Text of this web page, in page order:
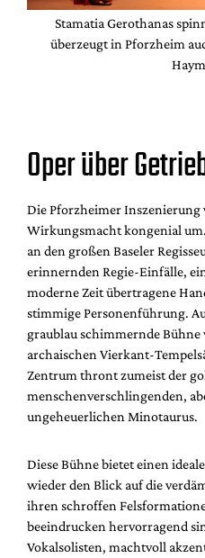
Stamatia Gerothanas
überzeugt in Pforzheim
Oper über
Die Pforzheimer Inszenierung
Wirkungsmacht kongenial
an den großen Baseler
erinnernden Regie-Einfälle,
moderne Zeit übertragene
stimmige Personenführung.
graublau schimmernde
archaischen Vierkant-
Zentrum thront zumeist der
menschenverschlingenden,
ungeheuerlichen Minotaurus.
Diese Bühne bietet einen
wieder den Blick auf die
ihren schroffen
beeindrucken hervorragend
Vokalsolisten, machtvoll